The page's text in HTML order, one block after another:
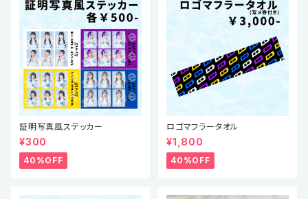
証明写真風ステッカー
¥300
40%OFF
ロゴマフラータオル
¥1,800
40%OFF